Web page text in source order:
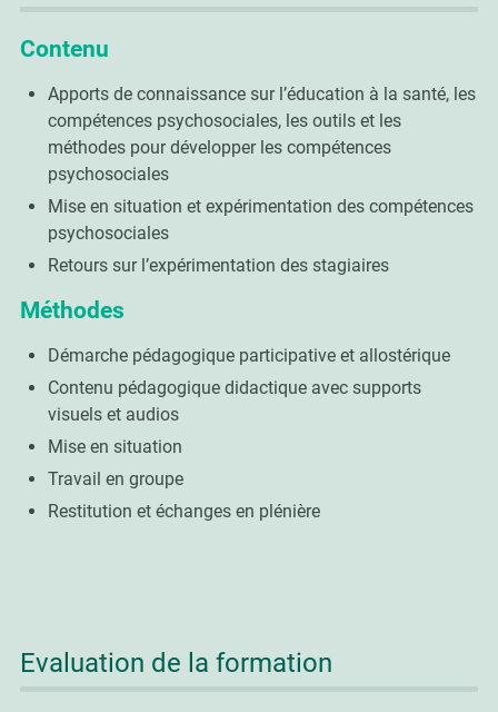
Contenu
Apports de connaissance sur l’éducation à la santé, les
compétences psychosociales, les outils et les
méthodes pour développer les compétences
psychosociales
Mise en situation et expérimentation des compétences
psychosociales
Retours sur l’expérimentation des stagiaires
Méthodes
Démarche pédagogique participative et allostérique
Contenu pédagogique didactique avec supports
visuels et audios
Mise en situation
Travail en groupe
Restitution et échanges en plénière
Evaluation de la formation